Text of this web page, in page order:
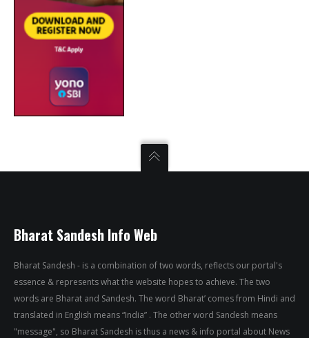
Bharat Sandesh Info Web
Bharat Sandesh - is a combination of two words, reflects our portal's
essence & represents what the website hopes to achieve. The two
words are Bharat and Sandesh. The word Bharat’ comes from Hindi and
translated in English means “India” . The other word Sandesh means
"message", so Bharat Sandesh is thus a news & info portal about News